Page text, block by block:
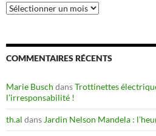
Articles
anciens
COMMENTAIRES RÉCENTS
Marie Busch dansTrottinettes
l’irresponsabilité !
th.al dans Jardin Nelson Mandela :